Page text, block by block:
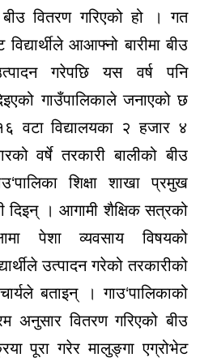
बीउ वितरण गरिएको हो । गत
आआफ्नो बारीमा बीउ
गरेपछि यस वर्ष पनि
गाउँपालिकाले जनाएको छ
वटा विद्यालयका २ हजार ४
वर्षे तरकारी बालीको बीउ
शिक्षा शाखा प्रमुख
दिइन् । आगामी शैक्षिक सत्रको
पेशा व्यवसाय विषयको
उत्पादन गरेको तरकारीको
बताइन् । गाउ‘पालिकाको
अनुसार वितरण गरिएको बीउ
पूरा गरेर मालुङ्गा एग्रोभेट